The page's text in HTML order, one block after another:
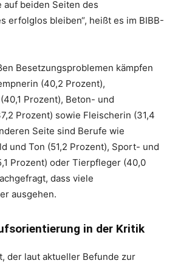
auf beiden Seiten des
erfolglos bleiben“, heißt es im BIBB-
Besetzungsproblemen kämpfen
(40,2 Prozent),
Prozent), Beton- und
Prozent) sowie Fleischerin (31,4
Seite sind Berufe wie
und Ton (51,2 Prozent), Sport- und
Prozent) oder Tierpfleger (40,0
dass viele
ausgehen.
in der Kritik
der laut aktueller Befunde zur